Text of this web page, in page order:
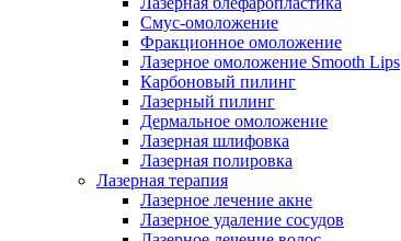
Смус-омоложение
Фракционное омоложение
Лазерное омоложение Smooth Lips
Карбоновый пилинг
Лазерный пилинг
Дермальное омоложение
Лазерная шлифовка
Лазерная полировка
Лазерная терапия
Лазерное лечение акне
Лазерное удаление сосудов